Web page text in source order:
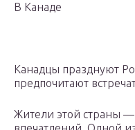
В Канаде
Канадцы празднуют
предпочитают
Жители этой страны